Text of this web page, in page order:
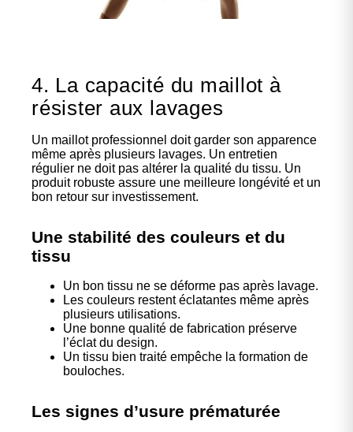
4. La capacité du maillot à
résister aux lavages
Un maillot professionnel doit garder son apparence
même après plusieurs lavages. Un entretien
régulier ne doit pas altérer la qualité du tissu. Un
produit robuste assure une meilleure longévité et un
bon retour sur investissement.
Une stabilité des couleurs et du
tissu
Un bon tissu ne se déforme pas après lavage.
Les couleurs restent éclatantes même après
plusieurs utilisations.
Une bonne qualité de fabrication préserve
l’éclat du design.
Un tissu bien traité empêche la formation de
bouloches.
Les signes d’usure prématurée